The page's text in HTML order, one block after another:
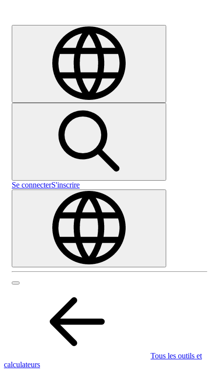
Se connecterS'inscrire
Tous les outils et
calculateurs